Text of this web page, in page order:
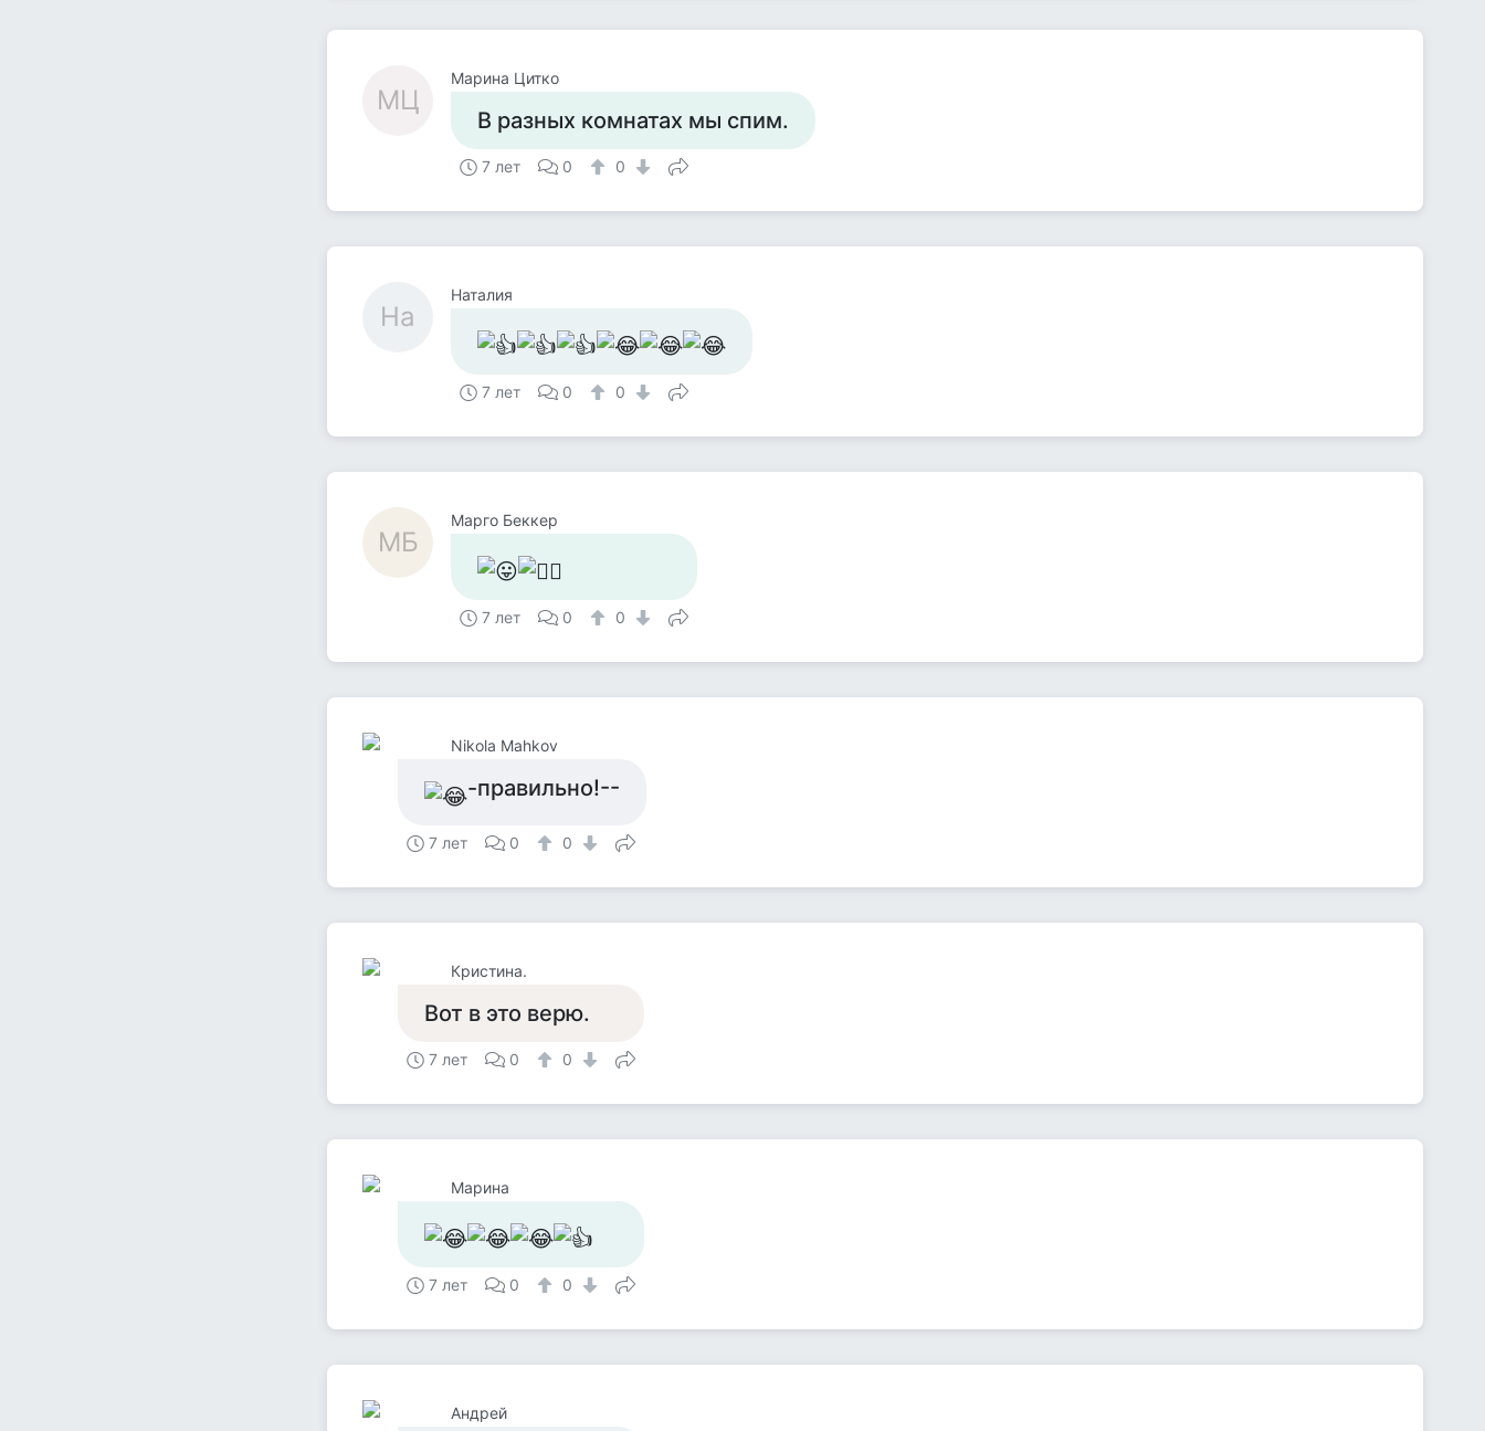
МЦ
Марина Цитко
В разных комнатах мы спим.
7 лет 0 0
На
Наталия
7 лет 0 0
MБ
Mарго Беккер
7 лет 0 0
Nikola Mahkov
-правильно!--
7 лет 0 0
Кристина.
Вот в это верю.
7 лет 0 0
Марина
7 лет 0 0
Андрей